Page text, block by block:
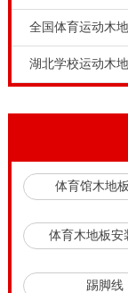
动福建赛场木
性。 收获标准
板材料可以突
用进行了大量
没有制定标准。
提出这种抱怨
弹跳能力也有
体育运动木地
全国体育运动木
湖北学校运动木
体育馆木地
体育木地板安
踢脚线